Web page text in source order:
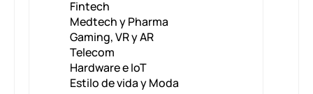
Fintech
Medtech y Pharma
Gaming, VR y AR
Telecom
Hardware e IoT
Estilo de vida y Moda